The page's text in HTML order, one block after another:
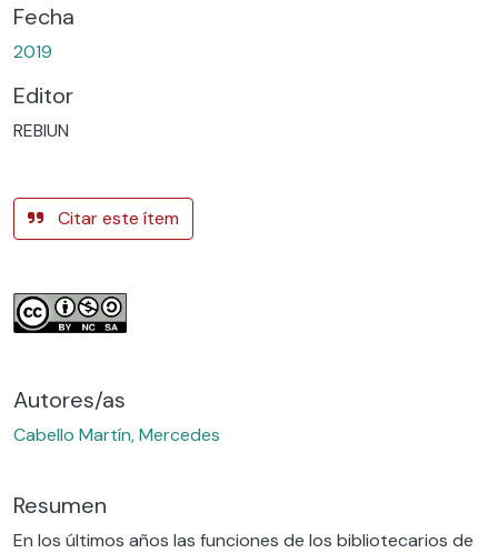
Fecha
2019
Editor
REBIUN
Citar este ítem
Autores/as
Cabello Martín, Mercedes
Resumen
En los últimos años las funciones de los bibliotecarios de